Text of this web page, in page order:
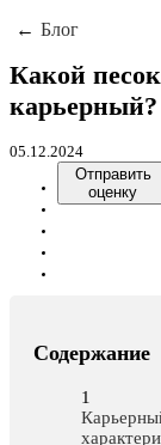
Блог
Какой
карьерный?
05.12.2024
Отправить
оценку
Содержание
Карьерный песок – особенности, свойства,